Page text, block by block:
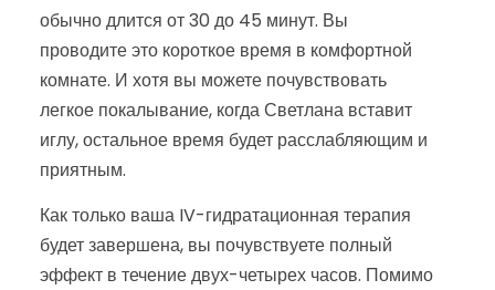
обычно длится от 30 до 45 минут. Вы
проводите это короткое время в комфортной
комнате. И хотя вы можете почувствовать
легкое покалывание, когда Светлана вставит
иглу, остальное время будет расслабляющим и
приятным.
Как только ваша IV-гидратационная терапия
будет завершена, вы почувствуете полный
эффект в течение двух-четырех часов. Помимо